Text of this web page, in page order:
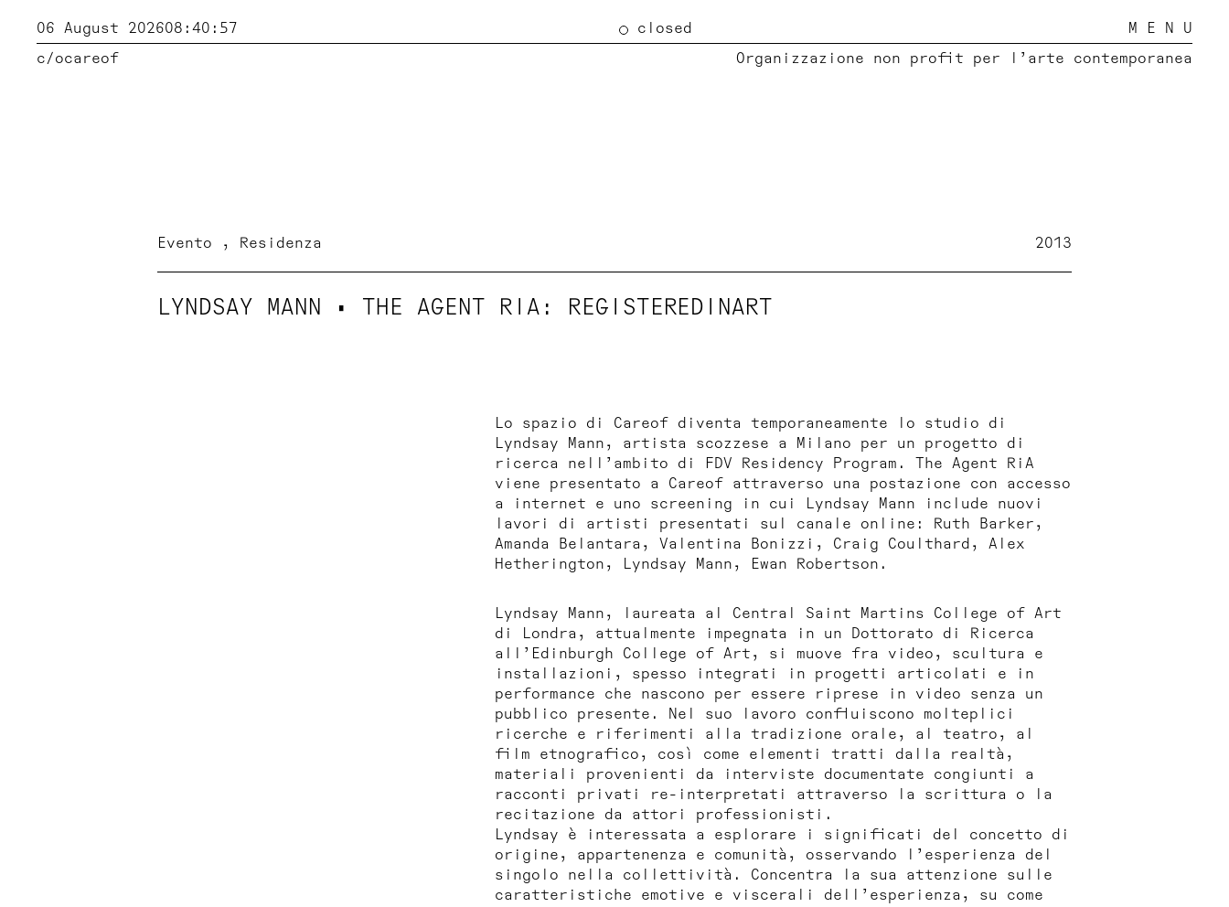
06 August 202608:40:58 closed M E N U
c/ocareof Organizzazione non profit per l’arte contemporanea
Evento Residenza 2013
LYNDSAY MANN • THE AGENT RIA: REGISTEREDINART
Lo spazio di Careof diventa temporaneamente lo studio di
Lyndsay Mann, artista scozzese a Milano per un progetto di
ricerca nell’ambito di FDV Residency Program.
The Agent RiA
viene presentato a Careof attraverso una postazione con accesso
a internet e uno screening in cui Lyndsay Mann include nuovi
lavori di artisti presentati sul canale online: Ruth Barker,
Amanda Belantara, Valentina Bonizzi, Craig Coulthard, Alex
Hetherington, Lyndsay Mann, Ewan Robertson.
Lyndsay Mann, laureata al Central Saint Martins College of Art
di Londra, attualmente impegnata in un Dottorato di Ricerca
all’Edinburgh College of Art, si muove fra video, scultura e
installazioni, spesso integrati in progetti articolati e in
performance che nascono per essere riprese in video senza un
pubblico presente. Nel suo lavoro confluiscono molteplici
ricerche e riferimenti alla tradizione orale, al teatro, al
film etnografico, così come elementi tratti dalla realtà,
materiali provenienti da interviste documentate congiunti a
racconti privati re-interpretati attraverso la scrittura o la
recitazione da attori professionisti.
Lyndsay è interessata a esplorare i significati del concetto di
origine, appartenenza e comunità, osservando l’esperienza del
singolo nella collettività. Concentra la sua attenzione sulle
caratteristiche emotive e viscerali dell’esperienza, su come